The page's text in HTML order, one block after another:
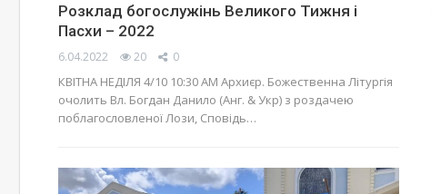
Розклад богослужінь Великого Тижня і
Пасхи – 2022
6.04.2022 20 0
КВІТНА НЕДІЛЯ 4/10 10:30 AM Архиєр. Божественна Літургія
очолить Вл. Богдан Данило (Анг. & Укр) з роздачею
поблагословленої Лози, Сповідь…